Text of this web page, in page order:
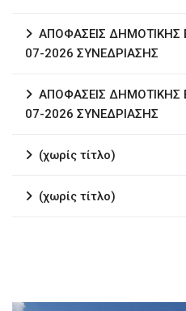
ΑΠΟΦΑΣΕΙΣ ΔΗΜΟΤΙΚΗΣ
07-2026 ΣΥΝΕΔΡΙΑΣΗΣ
ΑΠΟΦΑΣΕΙΣ ΔΗΜΟΤΙΚΗΣ
07-2026 ΣΥΝΕΔΡΙΑΣΗΣ
(χωρίς τίτλο)
(χωρίς τίτλο)